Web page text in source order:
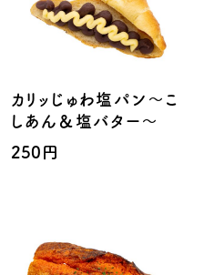
カリッじゅわ塩パン～こ
しあん＆塩バター～
250円